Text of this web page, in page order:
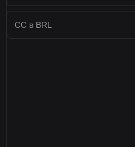
CC в BRL